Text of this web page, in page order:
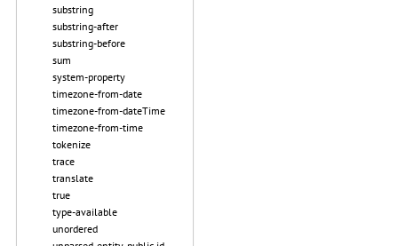
substring
substring-after
substring-before
sum
system-property
timezone-from-date
timezone-from-dateTime
timezone-from-time
tokenize
trace
translate
true
type-available
unordered